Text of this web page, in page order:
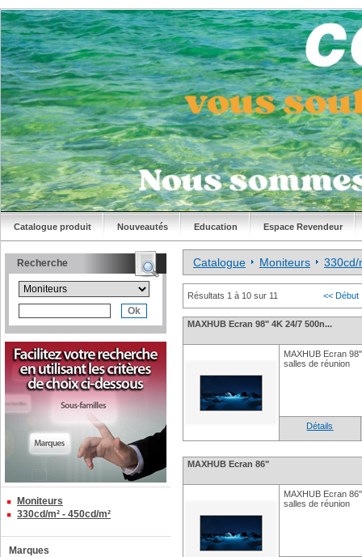
Catalogue produit Nouveautés Education Espace Revendeur
Recherche
Moniteurs
330cd/m² - 450cd/m²
Marques
Catalogue Moniteurs 330cd/
Résultats 1 à 10 sur 11 << Début
MAXHUB Ecran 98" 4K 24/7 500n...
MAXHUB Ecran
salles de réunion
Détails
MAXHUB Ecran 86"
MAXHUB Ecran
salles de réunion